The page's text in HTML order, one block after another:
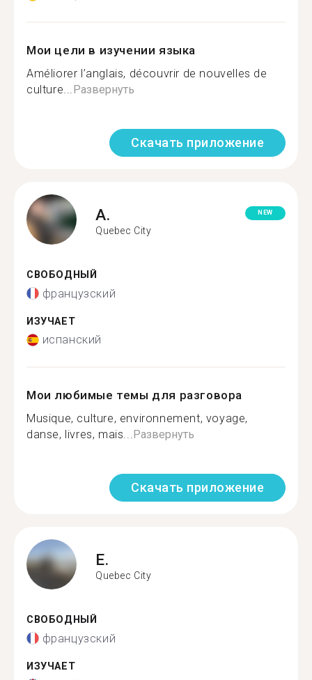
Мои цели в изучении языка
Améliorer l’anglais, découvrir de nouvelles de
culture...Развернуть
Скачать приложение
A.
Quebec City
NEW
СВОБОДНЫЙ
французский
ИЗУЧАЕТ
испанский
Мои любимые темы для разговора
Musique, culture, environnement, voyage,
danse, livres, mais...Развернуть
Скачать приложение
E.
Quebec City
СВОБОДНЫЙ
французский
ИЗУЧАЕТ